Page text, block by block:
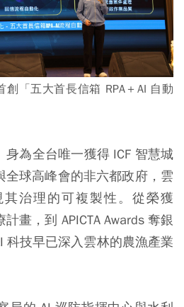
「五大首長信箱 RPA＋AI 自動
為全台唯一獲得 ICF 智慧城
全球高峰會的非六都政府，雲
治理的可複製性。從榮獲
畫，到 APICTA Awards 奪銀
科技早已深入雲林的農漁產業